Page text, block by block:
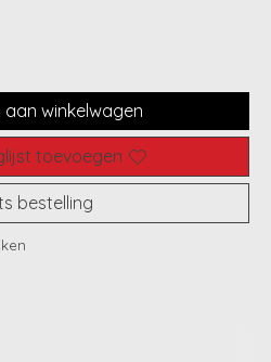
aan winkelwagen
toevoegen
bestelling